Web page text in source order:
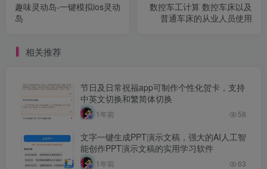
趣味灵动岛-一键模拟ios灵动
岛
数控车工计算 数控车床以及
普通车床的从业人员使用
相关推荐
节日及日常祝福app可制作个性化贺卡，支持
中英文切换和繁简体切换
1年前 58
文字一键生成PPT演示文稿，强大的AI人工智
能创作PPT演示文稿的实用学习软件
1年前 63